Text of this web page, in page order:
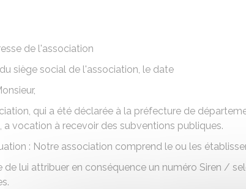
de l'association
siège social de l'association, le date
qui a été déclarée à la préfecture de
, a vocation à recevoir des subventions publiques.
: Notre association comprend le ou les
de lui attribuer en conséquence un numéro Siren /